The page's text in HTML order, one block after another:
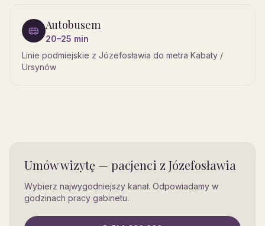
Autobusem
20–25 min
Linie podmiejskie z Józefosławia do metra Kabaty /
Ursynów
Umów wizytę — pacjenci z Józefosławia
Wybierz najwygodniejszy kanał. Odpowiadamy w
godzinach pracy gabinetu.